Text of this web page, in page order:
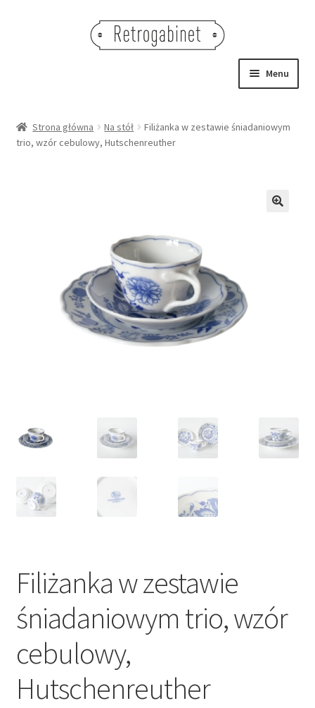
Menu
OBRAZY
Strona główna Na stół
Filiżanka w zestawie śniadaniowym
trio, wzór cebulowy, Hutschenreuther
Filiżanka w zestawie
śniadaniowym trio, wzór
cebulowy,
Hutschenreuther